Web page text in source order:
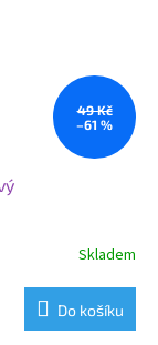
49 Kč
–61 %
Skladem
Do košíku